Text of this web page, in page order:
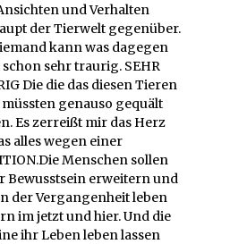
und Verhalten
der Tierwelt gegenüber.
kann was dagegen
sehr traurig. SEHR
Die die das diesen Tieren
genauso gequält
Es zerreißt mir das Herz
alles wegen einer
Menschen sollen
Bewusstsein erweitern und
der Vergangenheit leben
im jetzt und hier. Und die
ihr Leben leben lassen